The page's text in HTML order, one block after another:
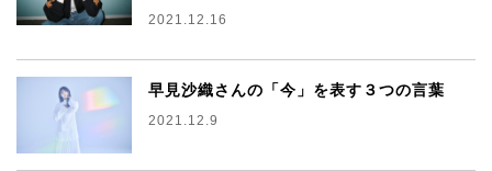
2021.12.16
早見沙織さんの「今」を表す３つの言葉
2021.12.9